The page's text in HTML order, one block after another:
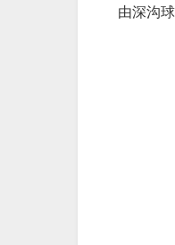
由深沟